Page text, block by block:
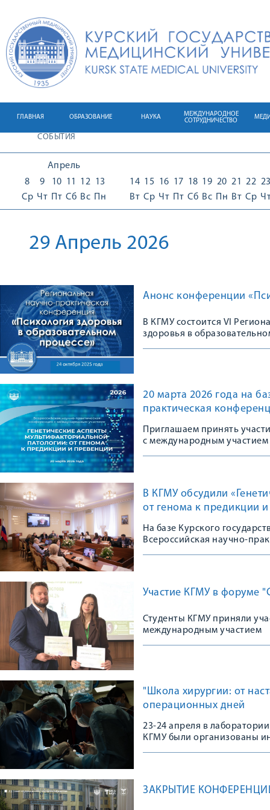
ГЛАВНАЯ ОБРАЗОВАНИЕ НАУКА
МЕЖДУНАРОДНОЕ
СОТРУДНИЧЕСТВО
СОБЫТИЯ
Апрель
8
Ср
9
Чт
10
Пт
11
Сб
12
Вс
13
Пн
14
Вт
15
Ср
16
Чт
17
Пт
18
Сб
19
Вс
20
Пн
21
Вт
22
Ср
29 Апрель 2026
Анонс конференции
В КГМУ состоится VI
здоровья в
20 марта 2026 года на
практическая
Приглашаем принять
с международным участием
В КГМУ обсудили
от генома к предикции
На базе Курского
Всероссийская научно-
Участие КГМУ в форуме
Студенты КГМУ приняли
международным участием
"Школа хирургии: от
операционных дней
23-24 апреля в
КГМУ были организованы
ЗАКРЫТИЕ